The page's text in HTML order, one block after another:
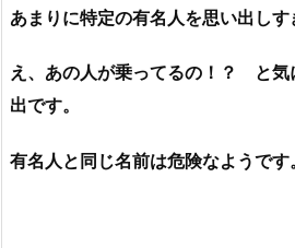
あまりに特定の有名人を思い出しす
え、あの人が乗ってるの！？ と気
出です。
有名人と同じ名前は危険なようです。